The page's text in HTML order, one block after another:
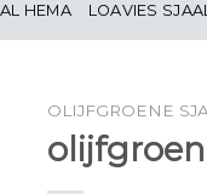
HEMA LOAVIES
OLIJFGROENE